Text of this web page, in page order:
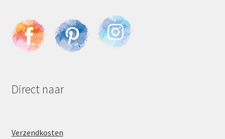
Direct naar
Verzendkosten